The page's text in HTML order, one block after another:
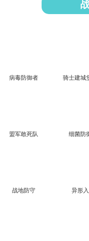
病毒防御者 骑士建城
盟军敢死队 细菌防
战地防守 异形